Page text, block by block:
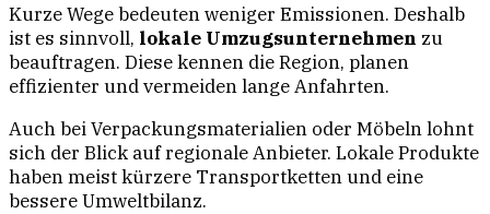
Kurze Wege bedeuten weniger Emissionen. Deshalb
ist es sinnvoll, lokale Umzugsunternehmen zu
beauftragen. Diese kennen die Region, planen
effizienter und vermeiden lange Anfahrten.
Auch bei Verpackungsmaterialien oder Möbeln lohnt
sich der Blick auf regionale Anbieter. Lokale Produkte
haben meist kürzere Transportketten und eine
bessere Umweltbilanz.